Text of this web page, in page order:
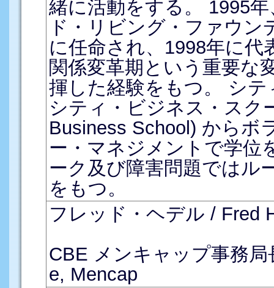
緒に活動をする。 1995
ド・リビング・ファウン
に任命され、1998年に代
関係変革期という重要な
揮した経験をもつ。 シ
シティ・ビジネス・スク
Business School) からボ
ー・マネジメントで学位
ーク及び障害問題ではル
をもつ。
フレッド・ヘデル / Fred
CBE メンキャップ事務
e, Mencap